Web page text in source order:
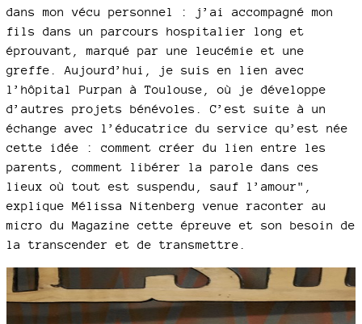
dans mon vécu personnel : j’ai accompagné mon
fils dans un parcours hospitalier long et
éprouvant, marqué par une leucémie et une
greffe. Aujourd’hui, je suis en lien avec
l’hôpital Purpan à Toulouse, où je développe
d’autres projets bénévoles. C’est suite à un
échange avec l’éducatrice du service qu’est née
cette idée : comment créer du lien entre les
parents, comment libérer la parole dans ces
lieux où tout est suspendu, sauf l’amour",
explique Mélissa Nitenberg venue raconter au
micro du Magazine cette épreuve et son besoin de
la transcender et de transmettre.